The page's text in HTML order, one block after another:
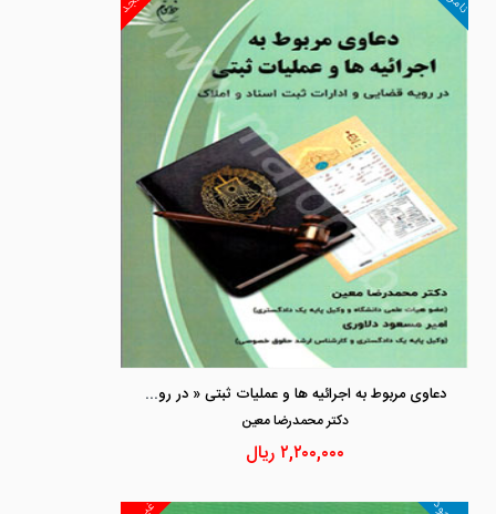
دعاوی مربوط به اجرائیه ها و عملیات ثبتی « در رویه قضایی و ادارات ثبت اسناد و املاک»
دكتر محمدرضا معين
۲,۲۰۰,۰۰۰ریال